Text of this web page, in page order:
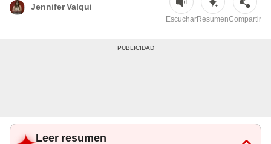
Jennifer Valqui
EscucharResumenCompartir
Leer resumen